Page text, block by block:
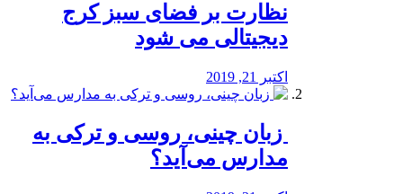
نظارت بر فضای سبز کرج
دیجیتالی می شود
اکتبر 21, 2019
️ زبان چینی، روسی و ترکی به
مدارس می‌آید؟